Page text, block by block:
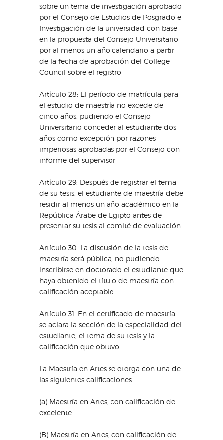
sobre un tema de investigación aprobado
por el Consejo de Estudios de Posgrado e
Investigación de la universidad con base
en la propuesta del Consejo Universitario
por al menos un año calendario a partir
de la fecha de aprobación del College
Council sobre el registro
Artículo 28: El período de matrícula para
el estudio de maestría no excede de
cinco años, pudiendo el Consejo
Universitario conceder al estudiante dos
años como excepción por razones
imperiosas aprobadas por el Consejo con
informe del supervisor
Artículo 29: Después de registrar el tema
de su tesis, el estudiante de maestría debe
residir al menos un año académico en la
República Árabe de Egipto antes de
presentar su tesis al comité de evaluación.
Artículo 30: La discusión de la tesis de
maestría será pública, no pudiendo
inscribirse en doctorado el estudiante que
haya obtenido el título de maestría con
calificación aceptable.
Artículo 31: En el certificado de maestría
se aclara la sección de la especialidad del
estudiante, el tema de su tesis y la
calificación que obtuvo.
La Maestría en Artes se otorga con una de
las siguientes calificaciones:
(a) Maestría en Artes, con calificación de
excelente.
(B) Maestría en Artes, con calificación de